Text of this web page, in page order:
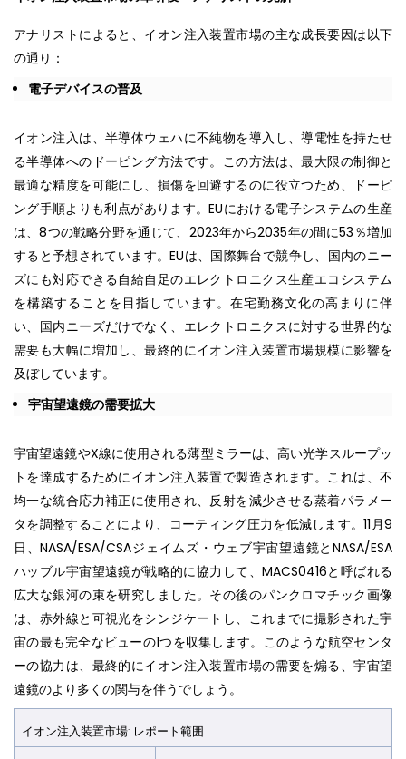
アナリストによると、イオン注入装置市場の主な成長要因は以下
の通り：
電子デバイスの普及
イオン注入は、半導体ウェハに不純物を導入し、導電性を持たせ
る半導体へのドーピング方法です。この方法は、最大限の制御と
最適な精度を可能にし、損傷を回避するのに役立つため、ドーピ
ング手順よりも利点があります。EUにおける電子システムの生産
は、8つの戦略分野を通じて、2023年から2035年の間に53％増加
すると予想されています。EUは、国際舞台で競争し、国内のニー
ズにも対応できる自給自足のエレクトロニクス生産エコシステム
を構築することを目指しています。在宅勤務文化の高まりに伴
い、国内ニーズだけでなく、エレクトロニクスに対する世界的な
需要も大幅に増加し、最終的にイオン注入装置市場規模に影響を
及ぼしています。
宇宙望遠鏡の需要拡大
宇宙望遠鏡やX線に使用される薄型ミラーは、高い光学スループッ
トを達成するためにイオン注入装置で製造されます。これは、不
均一な統合応力補正に使用され、反射を減少させる蒸着パラメー
タを調整することにより、コーティング圧力を低減します。11月9
日、NASA/ESA/CSAジェイムズ・ウェブ宇宙望遠鏡とNASA/ESA
ハッブル宇宙望遠鏡が戦略的に協力して、MACS0416と呼ばれる
広大な銀河の束を研究しました。その後のパンクロマチック画像
は、赤外線と可視光をシンジケートし、これまでに撮影された宇
宙の最も完全なビューの1つを収集します。このような航空センタ
ーの協力は、最終的にイオン注入装置市場の需要を煽る、宇宙望
遠鏡のより多くの関与を伴うでしょう。
イオン注入装置市場: レポート範囲